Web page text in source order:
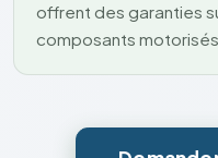
offrent des garanties
composants motorisés.